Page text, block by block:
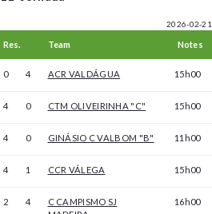
2026-02-21
Res. Team Notes
0 4 ACR VALDÁGUA 15h00
4 0 CTM OLIVEIRINHA "C" 15h00
4 0 GINÁSIO C VALBOM "B" 11h00
4 1 CCR VÁLEGA 15h00
2 4
C CAMPISMO SJ
16h00